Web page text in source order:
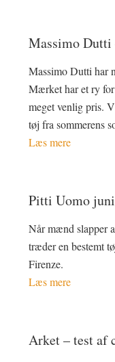
Massimo
Massimo Dutti har
Mærket har et ry
meget venlig pris.
tøj fra sommerens
Læs mere
Pitti Uomo
Når mænd slapper
træder en bestemt
Firenze.
Læs mere
Arket – test af